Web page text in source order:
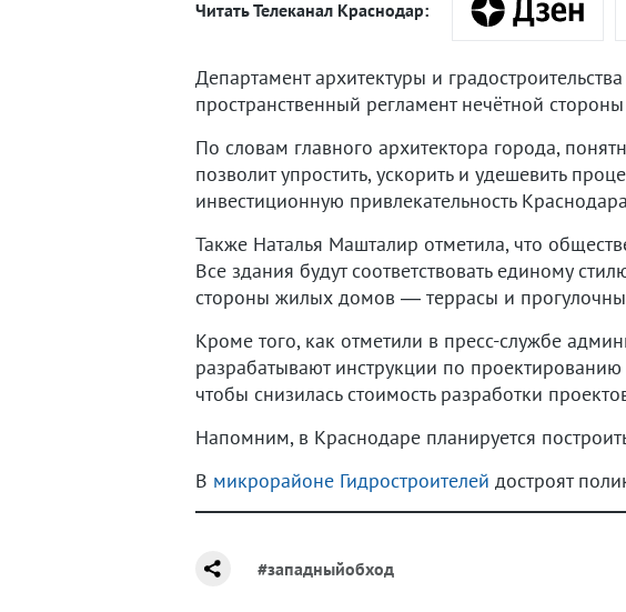
Читать Телеканал Краснодар:
Департамент архитектуры и
пространственный регламент нечётной
По словам главного архитектора города,
позволит упростить, ускорить и удешевить
инвестиционную привлекательность
Также Наталья Машталир отметила, что
Все здания будут соответствовать единому
стороны жилых домов — террасы и
Кроме того, как отметили в пресс-службе
разрабатывают инструкции по
чтобы снизилась стоимость разработки
Напомним, в Краснодаре планируется
В микрорайоне Гидростроителей достроят
#западныйобход